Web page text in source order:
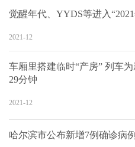
觉醒年代、YYDS等进入
2021-12
车厢里搭建临时“产房” 列车
29分钟
2021-12
哈尔滨市公布新增7例确诊病